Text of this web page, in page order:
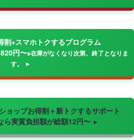
+スマホトクするプログラム
円〜※在庫がなくなり次第、終了となりま
す。
ョップお得割＋新トクするサポート
ら実質負担額が総額12円〜